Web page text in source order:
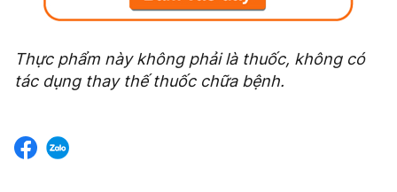
Thực phẩm này không phải là thuốc, không có
tác dụng thay thế thuốc chữa bệnh.